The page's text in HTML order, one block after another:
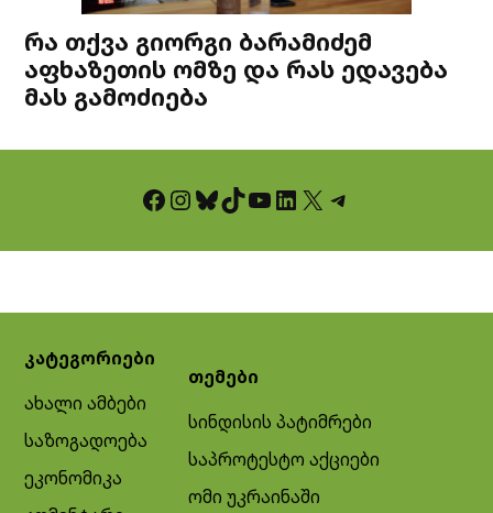
რა თქვა გიორგი ბარამიძემ
აფხაზეთის ომზე და რას ედავება
მას გამოძიება
Facebook InstagramBluesky TikTok YouTube LinkedIn X Telegram
კატეგორიები
ახალი ამბები
საზოგადოება
ეკონომიკა
თემები
სინდისის პატიმრები
საპროტესტო აქციები
ომი უკრაინაში